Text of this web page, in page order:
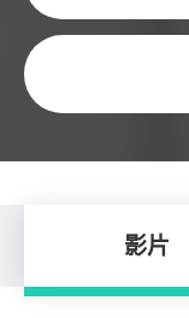
关键字
影片